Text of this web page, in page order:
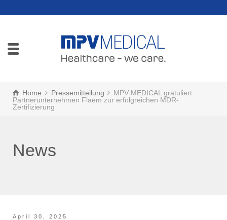
Home Pressemitteilung
MPV MEDICAL gratuliert
Partnerunternehmen Flaem zur erfolgreichen MDR-
Zertifizierung
News
April 30, 2025